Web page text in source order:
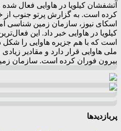
آتشفشان کیلویا در هاوایی فعال
کرده است. به گزارش پرتو جنوب از
اسکای نیوز، سازمان زمین شناسی
کیلویا در هاوایی خبر داد. این
است که با هم جزیره هاوایی را شکل
ملی هاوایی قرار دارد و مقادیر
بیرون فوران کرده است. سازمان
پربازدیدها